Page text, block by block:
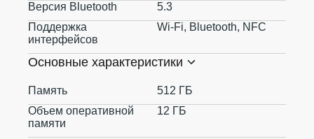
Версия Bluetooth
5.3
Поддержка
интерфейсов
Wi-Fi, Bluetooth, NFC
Основные характеристики
Память
512 ГБ
Объем оперативной
памяти
12 ГБ